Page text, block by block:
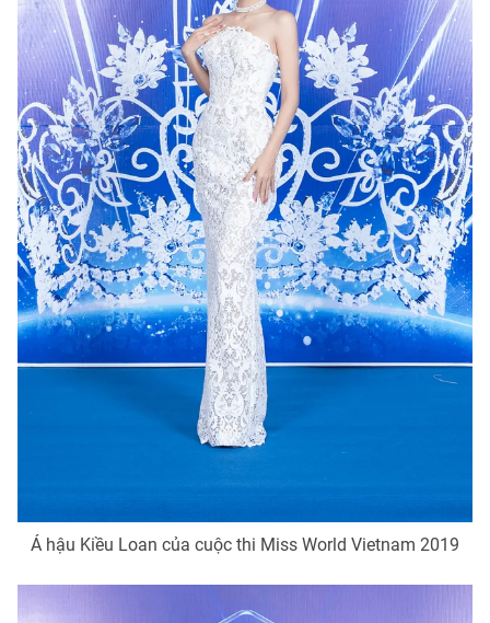
Á hậu Kiều Loan của cuộc thi Miss World Vietnam 2019